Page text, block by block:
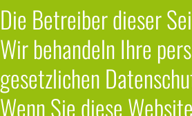
Die Betreiber dieser
Wir behandeln Ihre
gesetzlichen
Wenn Sie diese